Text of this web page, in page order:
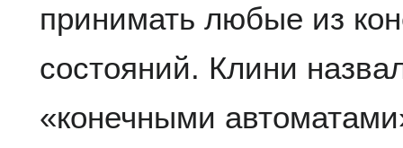
принимать любые из
состояний. Клини
«конечными